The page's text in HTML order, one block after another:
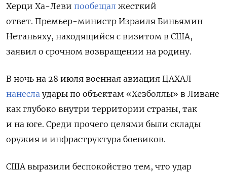
Херци Ха-Леви пообещал жесткий
ответ. Премьер-министр Израиля Биньямин
Нетаньяху, находящийся с визитом в США,
заявил о срочном возвращении на родину.
В ночь на 28 июля военная авиация ЦАХАЛ
нанесла удары по объектам «Хезболлы» в Ливане
как глубоко внутри территории страны, так
и на юге. Среди прочего целями были склады
оружия и инфраструктура боевиков.
США выразили беспокойство тем, что удар